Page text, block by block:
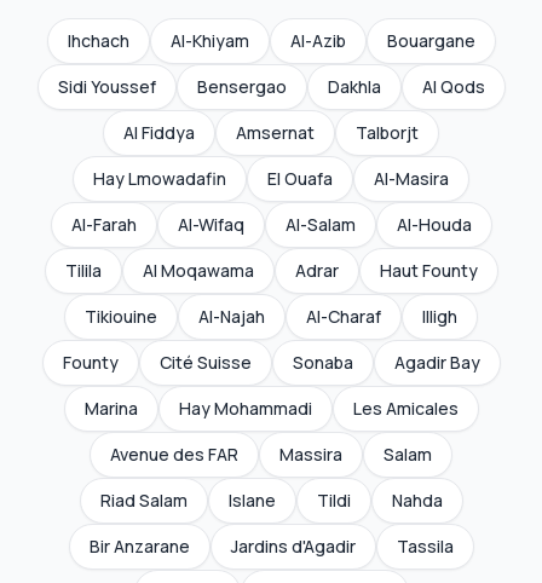
Ihchach Al-Khiyam Al-Azib
Bouargane
Sidi Youssef
Bensergao Dakhla
Al Qods
Al Fiddya
Amsernat
Talborjt
Hay Lmowadafin
El Ouafa
Al-Masira
Al-Farah
Al-Wifaq Al-Salam
Al-Houda
Tilila
Al Moqawama Adrar
Haut Founty
Tikiouine
Al-Najah Al-Charaf
Illigh
Founty
Cité Suisse Sonaba
Agadir Bay
Marina
Hay Mohammadi
Les Amicales
Avenue des FAR
Massira
Salam
Riad Salam
Islane Tildi
Nahda
Bir Anzarane
Jardins d'Agadir
Tassila